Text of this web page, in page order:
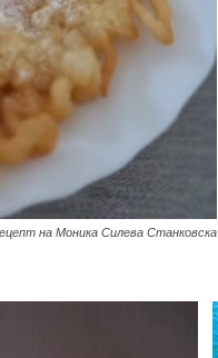
на Моника Силева Станковска